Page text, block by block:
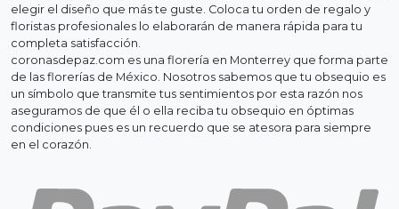
elegir el diseño que más te guste. Coloca tu orden de regalo y
floristas profesionales lo elaborarán de manera rápida para tu
completa satisfacción.
coronasdepaz.com es una florería en Monterrey que forma parte
de las florerías de México. Nosotros sabemos que tu obsequio es
un símbolo que transmite tus sentimientos por esta razón nos
aseguramos de que él o ella reciba tu obsequio en óptimas
condiciones pues es un recuerdo que se atesora para siempre
en el corazón.